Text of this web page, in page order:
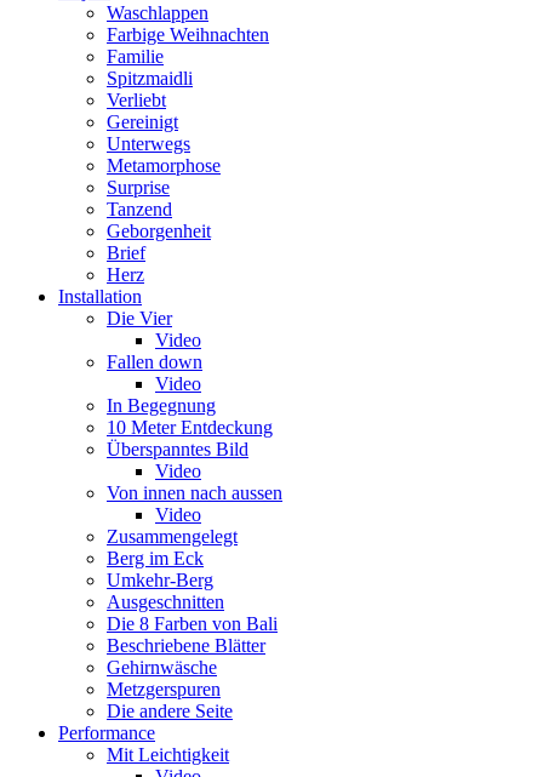
Waschlappen
Farbige Weihnachten
Familie
Spitzmaidli
Verliebt
Gereinigt
Unterwegs
Metamorphose
Surprise
Tanzend
Geborgenheit
Brief
Herz
Installation
Die Vier
Video
Fallen down
Video
In Begegnung
10 Meter Entdeckung
Überspanntes Bild
Video
Von innen nach aussen
Video
Zusammengelegt
Berg im Eck
Umkehr-Berg
Ausgeschnitten
Die 8 Farben von Bali
Beschriebene Blätter
Gehirnwäsche
Metzgerspuren
Die andere Seite
Performance
Mit Leichtigkeit